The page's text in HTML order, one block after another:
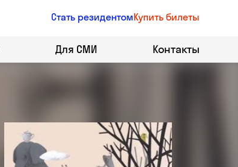
Стать резидентомКупить билеты
Для СМИ Контакты